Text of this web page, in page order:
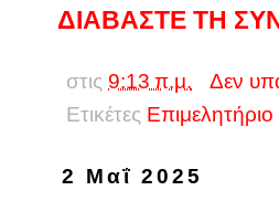
ΔΙΑΒΑΣΤΕ ΤΗ
στις 9:13 π.μ.
Δεν
Ετικέτες
2 Μαΐ 2025